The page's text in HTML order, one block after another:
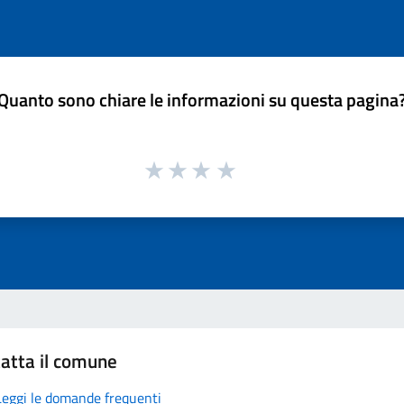
sono chiare le informazioni su questa
il comune
le domande frequenti